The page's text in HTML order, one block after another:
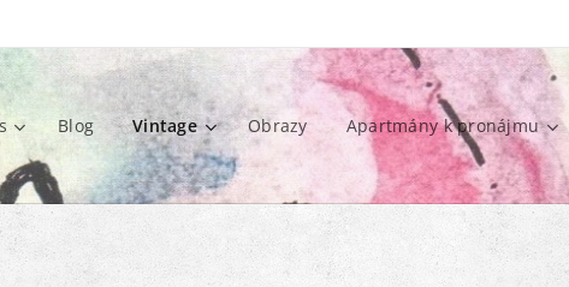
Blog Vintage Obrazy Apartmány k pronájmu